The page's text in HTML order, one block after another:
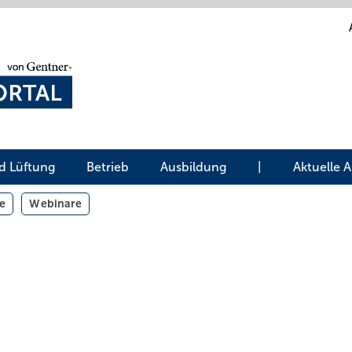
Lüftung Betrieb Ausbildung Aktuelle
Webinare